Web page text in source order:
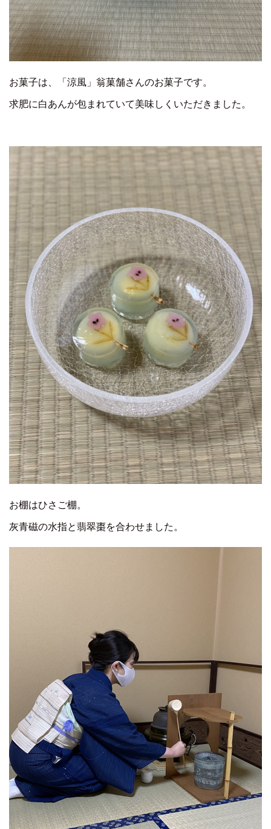
お菓子は、「涼風」翁菓舗さんのお菓子です。
求肥に白あんが包まれていて美味しくいただきました。
お棚はひさご棚。
灰青磁の水指と翡翠棗を合わせました。